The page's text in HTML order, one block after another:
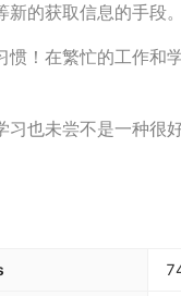
的获取信息的手段。
！在繁忙的工作和
也未尝不是一种很好